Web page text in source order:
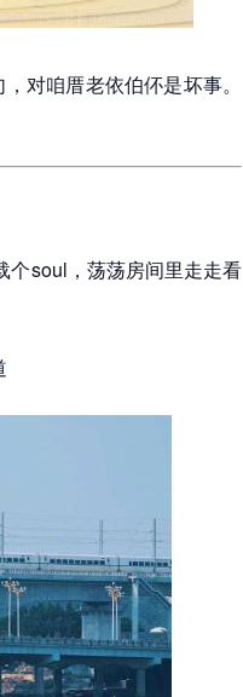
对咱厝老依伯伓是坏事。
个soul，荡荡房间里走走看